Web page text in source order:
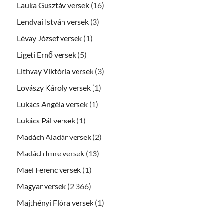
Lauka Gusztáv versek (16)
Lendvai István versek (3)
Lévay József versek (1)
Ligeti Ernő versek (5)
Lithvay Viktória versek (3)
Lovászy Károly versek (1)
Lukács Angéla versek (1)
Lukács Pál versek (1)
Madách Aladár versek (2)
Madách Imre versek (13)
Mael Ferenc versek (1)
Magyar versek (2 366)
Majthényi Flóra versek (1)